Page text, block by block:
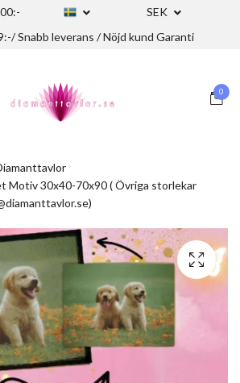
SEK
Snabb leverans / Nöjd kund Garanti
0
Motiv 30x40-70x90 ( Övriga storlekar
)